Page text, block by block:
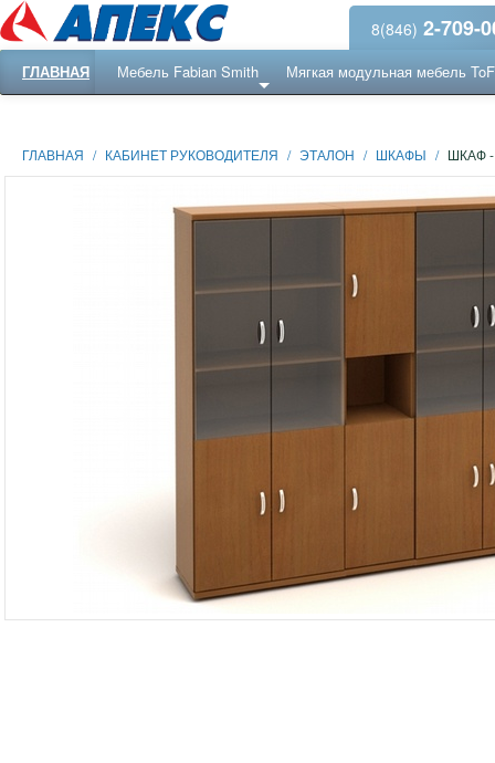
8(846) 2-709-
ГЛАВНАЯ Мебель Fabian Smith Мягкая модульная мебель
ГЛАВНАЯ / КАБИНЕТ РУКОВОДИТЕЛЯ / ЭТАЛОН / ШКАФЫ / ШКАФ -